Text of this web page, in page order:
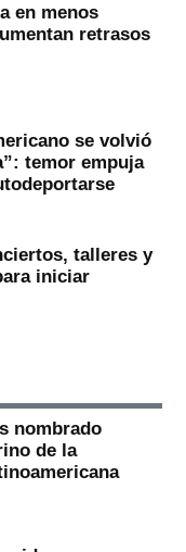
en menos
retrasos
se volvió
temor empuja
talleres y
iniciar
nombrado
de la